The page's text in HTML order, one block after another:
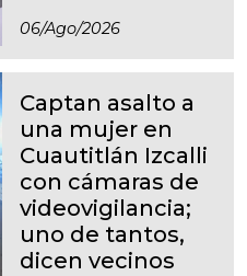
06/ago/2026
Captan asalto a
una mujer en
Cuautitlán Izcalli
con cámaras de
videovigilancia;
uno de tantos,
dicen vecinos